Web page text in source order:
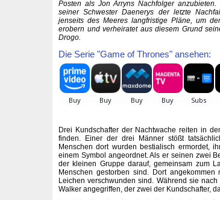
Posten als Jon Arryns Nachfolger
seiner Schwester Daenerys der letzte
jenseits des Meeres langfristige Pläne, um
erobern und verheiratet aus diesem Grund
Drogo.
Die Serie "Game of Thrones" ansehen:
Drei Kundschafter der Nachtwache reiten in
finden. Einer der drei Männer stößt
Menschen dort wurden bestialisch ermordet,
einem Symbol angeordnet. Als er seinen zwei
der kleinen Gruppe darauf, gemeinsam zum
Menschen gestorben sind. Dort
Leichen verschwunden sind. Während sie
Walker angegriffen, der zwei der Kundschafter,